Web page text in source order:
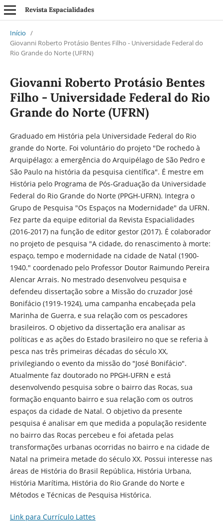
Revista Espacialidades
Início /
Giovanni Roberto Protásio Bentes Filho - Universidade Federal do
Rio Grande do Norte (UFRN)
Giovanni Roberto Protásio Bentes
Filho - Universidade Federal do Rio
Grande do Norte (UFRN)
Graduado em História pela Universidade Federal do Rio
grande do Norte. Foi voluntário do projeto "De rochedo à
Arquipélago: a emergência do Arquipélago de São Pedro e
São Paulo na história da pesquisa científica". É mestre em
História pelo Programa de Pós-Graduação da Universidade
Federal do Rio Grande do Norte (PPGH-UFRN). Integra o
Grupo de Pesquisa "Os Espaços na Modernidade" da UFRN.
Fez parte da equipe editorial da Revista Espacialidades
(2016-2017) na função de editor gestor (2017). É colaborador
no projeto de pesquisa "A cidade, do renascimento à morte:
espaço, tempo e modernidade na cidade de Natal (1900-
1940." coordenado pelo Professor Doutor Raimundo Pereira
Alencar Arrais. No mestrado desenvolveu pesquisa e
defendeu dissertação sobre a Missão do cruzador José
Bonifácio (1919-1924), uma campanha encabeçada pela
Marinha de Guerra, e sua relação com os pescadores
brasileiros. O objetivo da dissertação era analisar as
políticas e as ações do Estado brasileiro no que se referia à
pesca nas três primeiras décadas do século XX,
privilegiando o evento da missão do "José Bonifácio".
Atualmente faz doutorado no PPGH-UFRN e está
desenvolvendo pesquisa sobre o bairro das Rocas, sua
formação enquanto bairro e sua relação com os outros
espaços da cidade de Natal. O objetivo da presente
pesquisa é analisar em que medida a população residente
no bairro das Rocas percebeu e foi afetada pelas
transformações urbanas ocorridas no bairro e na cidade de
Natal na primeira metade do século XX. Possui interesse nas
áreas de História do Brasil República, História Urbana,
História Marítima, História do Rio Grande do Norte e
Métodos e Técnicas de Pesquisa Histórica.
Link para Currículo Lattes